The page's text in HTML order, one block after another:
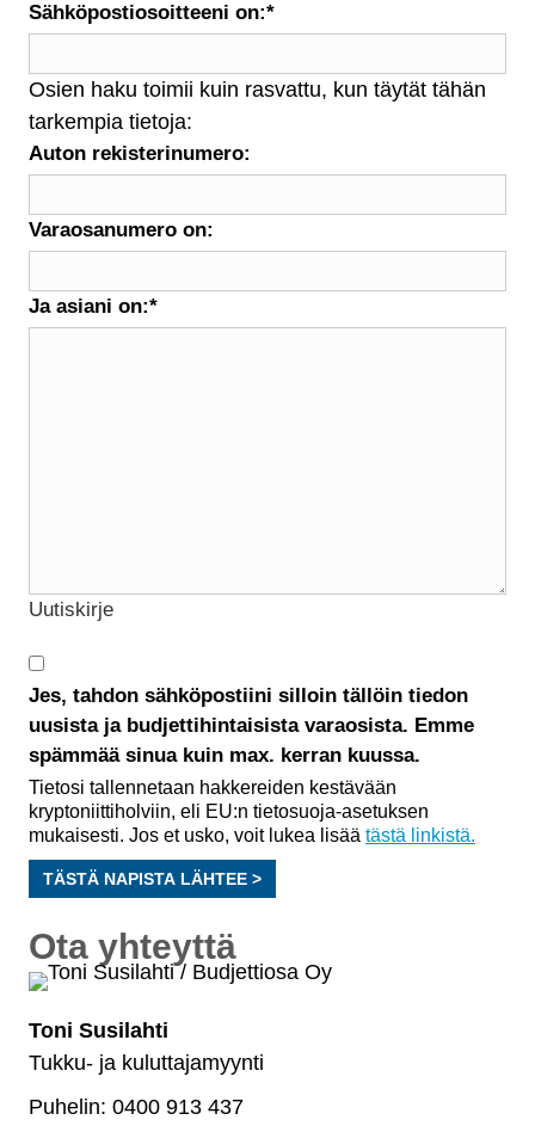
Sähköpostiosoitteeni on:*
Osien haku toimii kuin rasvattu, kun täytät tähän
tarkempia tietoja:
Auton rekisterinumero:
Varaosanumero on:
Ja asiani on:*
Uutiskirje
Jes, tahdon sähköpostiini silloin tällöin tiedon
uusista ja budjettihintaisista varaosista. Emme
spämmää sinua kuin max. kerran kuussa.
Tietosi tallennetaan hakkereiden kestävään
kryptoniittiholviin, eli EU:n tietosuoja-asetuksen
mukaisesti. Jos et usko, voit lukea lisää tästä linkistä.
TÄSTÄ NAPISTA LÄHTEE >
Ota yhteyttä
Toni Susilahti
Tukku- ja kuluttajamyynti
Puhelin: 0400 913 437